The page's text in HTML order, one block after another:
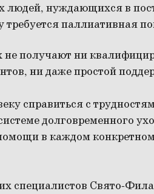
людей, нуждающихся в
требуется паллиативная
получают ни
ни даже простой
справиться с
долговременного
в каждом
специалистов Свято-